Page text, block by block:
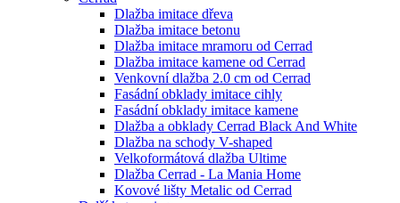
Dlažba imitace dřeva
Dlažba imitace betonu
Dlažba imitace mramoru od Cerrad
Dlažba imitace kamene od Cerrad
Venkovní dlažba 2.0 cm od Cerrad
Fasádní obklady imitace cihly
Fasádní obklady imitace kamene
Dlažba a obklady Cerrad Black And White
Dlažba na schody V-shaped
Velkoformátová dlažba Ultime
Dlažba Cerrad - La Mania Home
Kovové lišty Metalic od Cerrad